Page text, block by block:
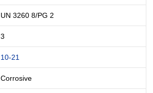
UN 3260 8/PG 2
3
10-21
Corrosive